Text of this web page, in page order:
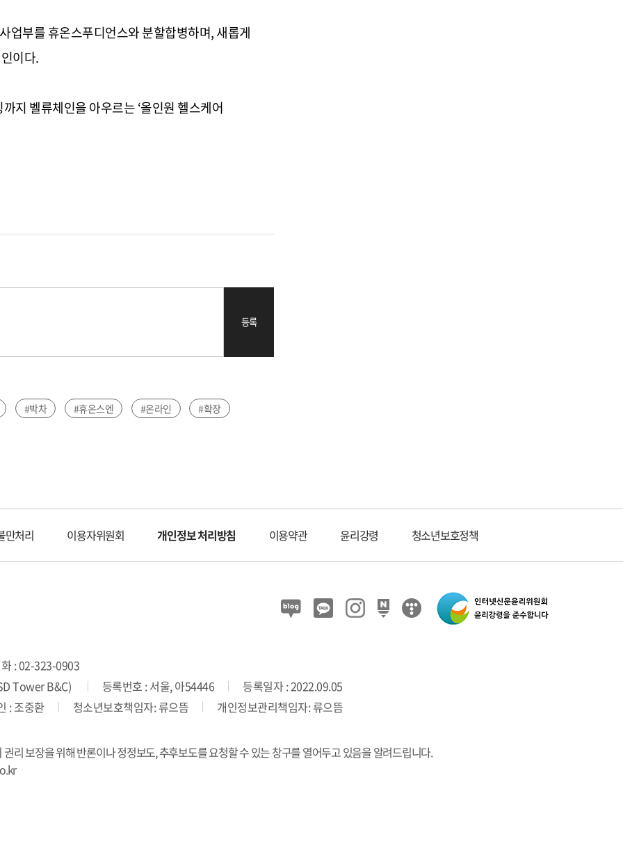
업부를 휴온스푸디언스와 분할합병하며,새롭게
이다.
지 벨류체인을 아우르는‘올인원 헬스케어
등록
#박차 #휴온스엔 #온라인 #확장
만처리 이용자위원회 개인정보 처리방침 이용약관 윤리강령 청소년보호정책
: 02-323-0903
Tower B&C)
등록번호 : 서울, 아54446
등록일자 : 2022.09.05
: 조중환
청소년보호책임자: 류으뜸 개인정보관리책임자: 류으뜸
리 보장을 위해 반론이나 정정보도, 추후보도를 요청할 수 있는 창구를 열어두고 있음을 알려드립니다.